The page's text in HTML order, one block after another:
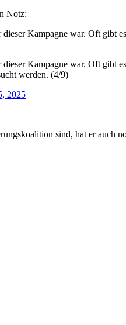
Notz:
Kampagne war. Oft gibt
Kampagne war. Oft gibt
werden. (4/9)
2025
sind, hat er auch